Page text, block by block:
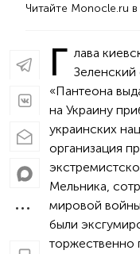
Читайте Monocle.ru в
Г лава
Зеленский
«Пантеона
на Украину
украинских
организация
Мельника,
мировой
были
торжественно